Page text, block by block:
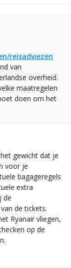
reisadviezen
van
overheid.
maatregelen
doen om het
gewicht dat je
voor je
bagageregels
extra
de
de tickets.
Ryanair vliegen,
op de